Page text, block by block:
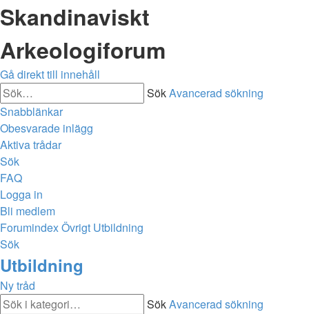
Skandinaviskt
Arkeologiforum
Gå direkt till innehåll
SökAvancerad sökning
Snabblänkar
Obesvarade inlägg
Aktiva trådar
Sök
FAQ
Logga in
Bli medlem
ForumindexÖvrigt Utbildning
Sök
Utbildning
Ny tråd
SökAvancerad sökning